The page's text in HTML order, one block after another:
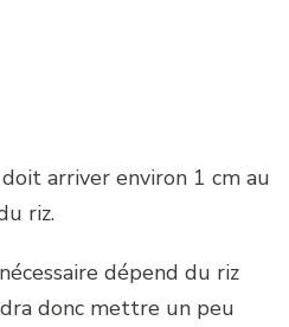
doit arriver environ 1 cm au
riz.
dépend du riz
donc mettre un peu